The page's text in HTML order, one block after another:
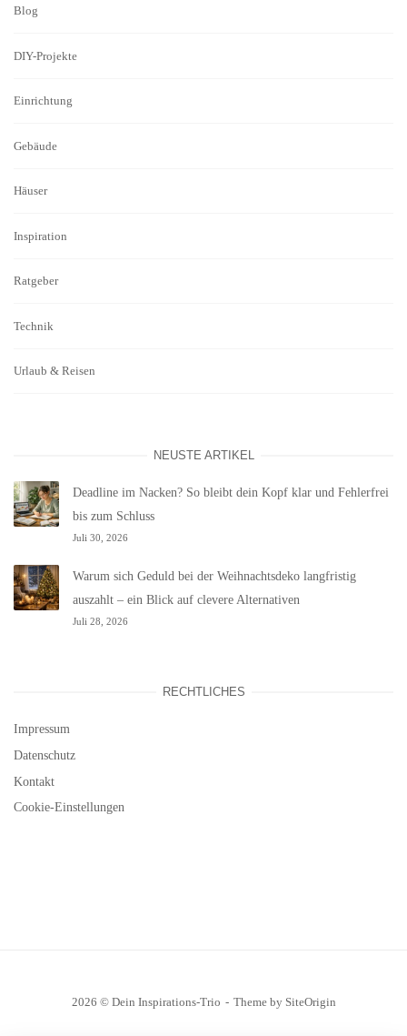
Blog
DIY-Projekte
Einrichtung
Gebäude
Häuser
Inspiration
Ratgeber
Technik
Urlaub & Reisen
NEUSTE ARTIKEL
Deadline im Nacken? So bleibt dein Kopf klar und Fehlerfrei
bis zum Schluss
Juli 30, 2026
Warum sich Geduld bei der Weihnachtsdeko langfristig
auszahlt – ein Blick auf clevere Alternativen
Juli 28, 2026
RECHTLICHES
Impressum
Datenschutz
Kontakt
Cookie-Einstellungen
2026 © Dein Inspirations-Trio Theme by SiteOrigin